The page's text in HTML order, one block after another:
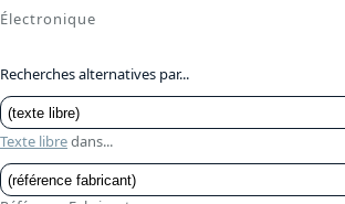
Électronique
Recherches alternatives par...
Texte libredans...